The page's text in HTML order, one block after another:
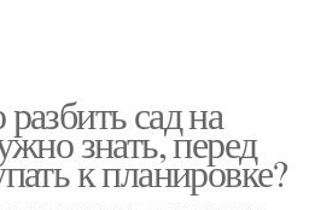
сад на
знать, перед
к планировке?